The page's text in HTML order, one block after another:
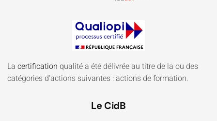
La certification qualité a été délivrée au titre de la ou des
catégories d'actions suivantes : actions de formation.
Le CidB